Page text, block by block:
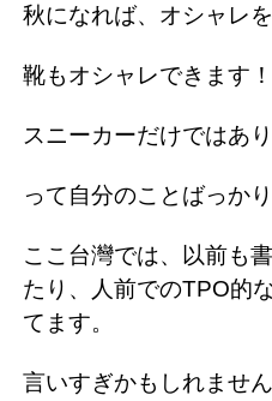
秋になれば、オシャレ
靴もオシャレできます！
スニーカーだけではあ
って自分のことばっかり
ここ台灣では、以前も
たり、人前でのTPO的
てます。
言いすぎかもしれませ